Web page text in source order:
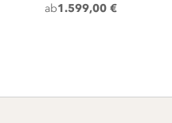
ab1.599,00 €